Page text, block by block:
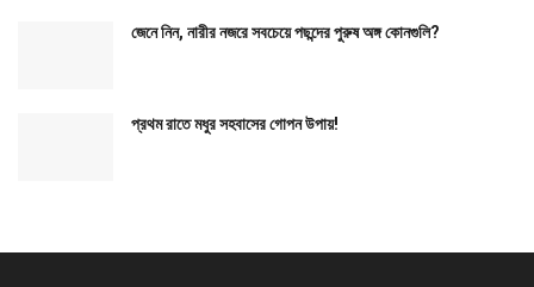
জেনে নিন, নারীর নজরে সবচেয়ে পছন্দের পুরুষ অঙ্গ কোনগুলি?
প্রথম রাতে মধুর সহবাসের গোপন উপায়!